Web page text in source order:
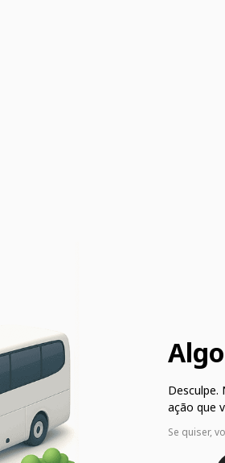
ação que
Se quiser,